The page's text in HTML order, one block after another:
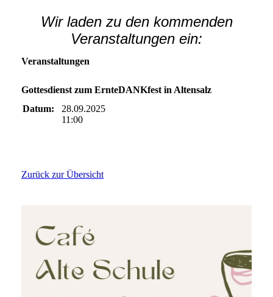
Wir laden zu den kommenden
Veranstaltungen ein:
Veranstaltungen
Gottesdienst zum ErnteDANKfest in Altensalz
Datum:
28.09.2025
11:00
Zurück zur Übersicht